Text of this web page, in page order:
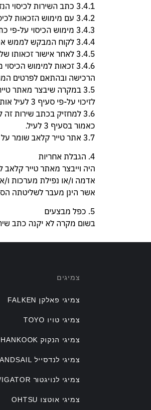
3.4.1 כתב השירות לכיסוי הנזק ניתן למימוש במקרה של נזק לצמיג אחד בלבד, כהגדרתו לעיל.
3.4.2 עם מימוש הזכאות לכיסוי הנזק על-פי כתב שירות זה, יפקע כתב השירות מיידית.
3.4.3 מימוש הכיסוי על-פי כתב שירות זה יתבצע באחד ממרכזי השירות בלבד שהוגדרו לכך ע”י מוקד אתר טייר קלאב.
3.4.4 לקוח המבקש לממש את זכאותו יפנה טלפונית למוקד אתר טייר קלאב בטלפון 077-8050450 .
3.4.5 לאחר אישור זכאותו של הלקוח ע”י מוקד אתר טייר קלאב, יופנה לאחד ממרכזי השירות שהוגדרו ע”י אתר טייר קלאב לבצע את מימוש כיסוי הנזק.
3.4.6 זכאות למימוש הכיסוי מותנית בהצגת חשבונית-מס מקורית ובזיהוי הצמיג לגביו מתבקש מימוש הכיסוי על-פי הפרטים המופיעים בחשבונית
הרכישה ובהתאם לפרטים
3.5 במקרה שיבצר מאתר טייר קלאב, מכל סיבה שהיא, לספק צמיג חדש זהה במקום צמיג שניזוק לפי תנאי כתב שירות זה, יינתן זיכוי כספי שווה ערך
לזיכוי על-פי סעיף 3 לעיל אותו ניתן יהיה לנצל בעת ביצוע רכישה באתר טייר קלאב.
3.6 למחזיק בכתב שירות זה לא תהיה כל טענה נגד אתר טייר קלאב במקרה של אי אספקת צמיג חדש במקום צמיג שניזוק, ובלבד שקיבל זיכוי כספי
כאמור בסעיף 3 לעיל.
3.7 אתר טייר קלאב שומר על זכותו לשנות את תנאי כתב שירות זה בכל עת על-פי שיקול דעתו, ובלבד שלא תפגענה הזכויות על-פי כתב שירות התקף עובר לביצוע השינוי.
4. הגבלת אחריות
היה וייבצר מאתר טייר
אדמה ו/או נפילת מערכות ו/
אשר הינן מעבר לשליטתה
5. כפל מבצעים
בשום מקרה לא יקנה כתב
צמיגים
צמיגי פאלקן FALKEN
צמיגי טויו TOYO
צמיגי הנקוק HANKOOK
צמיגי לנדסייל LANDSAIL
צמיגי לנויגטור LANVIGATOR
צמיגי אוטצו OHTSU